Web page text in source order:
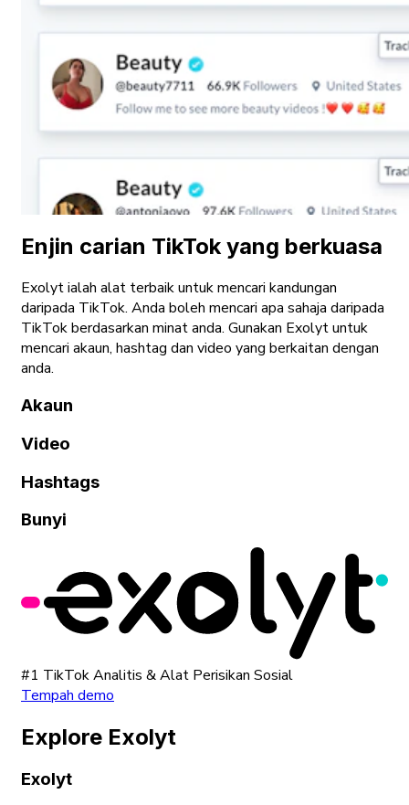
Enjin carian TikTok yang berkuasa
Exolyt ialah alat terbaik untuk mencari kandungan
daripada TikTok. Anda boleh mencari apa sahaja daripada
TikTok berdasarkan minat anda. Gunakan Exolyt untuk
mencari akaun, hashtag dan video yang berkaitan dengan
anda.
Akaun
Video
Hashtags
Bunyi
#1 TikTok Analitis & Alat Perisikan Sosial
Tempah demo
Explore Exolyt
Exolyt